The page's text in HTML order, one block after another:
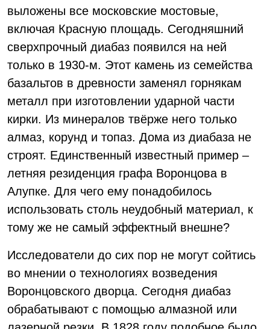
выложены все московские мостовые,
включая Красную площадь. Сегодняшний
сверхпрочный диабаз появился на ней
только в 1930-м. Этот камень из семейства
базальтов в древности заменял горнякам
металл при изготовлении ударной части
кирки. Из минералов твёрже него только
алмаз, корунд и топаз. Дома из диабаза не
строят. Единственный известный пример –
летняя резиденция графа Воронцова в
Алупке. Для чего ему понадобилось
использовать столь неудобный материал, к
тому же не самый эффектный внешне?
Исследователи до сих пор не могут сойтись
во мнении о технологиях возведения
Воронцовского дворца. Сегодня диабаз
обрабатывают с помощью алмазной или